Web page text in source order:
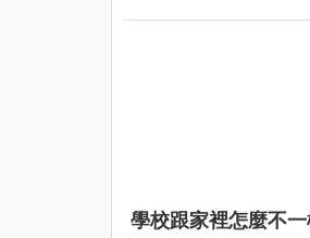
學校跟家裡怎麼不